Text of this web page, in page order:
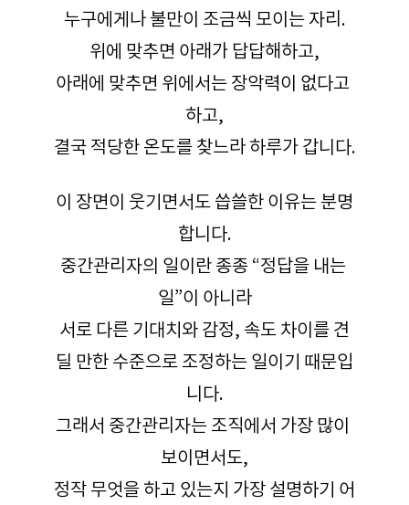
누구에게나 불만이 조금씩 모이는 자리.
위에 맞추면 아래가 답답해하고,
아래에 맞추면 위에서는 장악력이 없다고
하고,
결국 적당한 온도를 찾느라 하루가 갑니다.
이 장면이 웃기면서도 씁쓸한 이유는 분명
합니다.
중간관리자의 일이란 종종 “정답을 내는
일”이 아니라
서로 다른 기대치와 감정, 속도 차이를 견
딜 만한 수준으로 조정하는 일이기 때문입
니다.
그래서 중간관리자는 조직에서 가장 많이
보이면서도,
정작 무엇을 하고 있는지 가장 설명하기 어